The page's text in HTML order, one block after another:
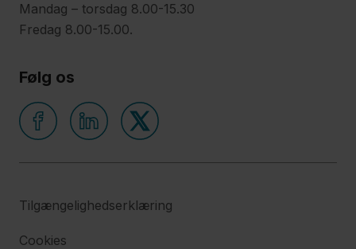
Mandag – torsdag 8.00-15.30
Fredag 8.00-15.00.
Følg os
Tilgængelighedserklæring
Cookies